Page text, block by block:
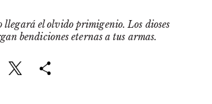
llegará el olvido primigenio. Los dioses
bendiciones eternas a tus armas.